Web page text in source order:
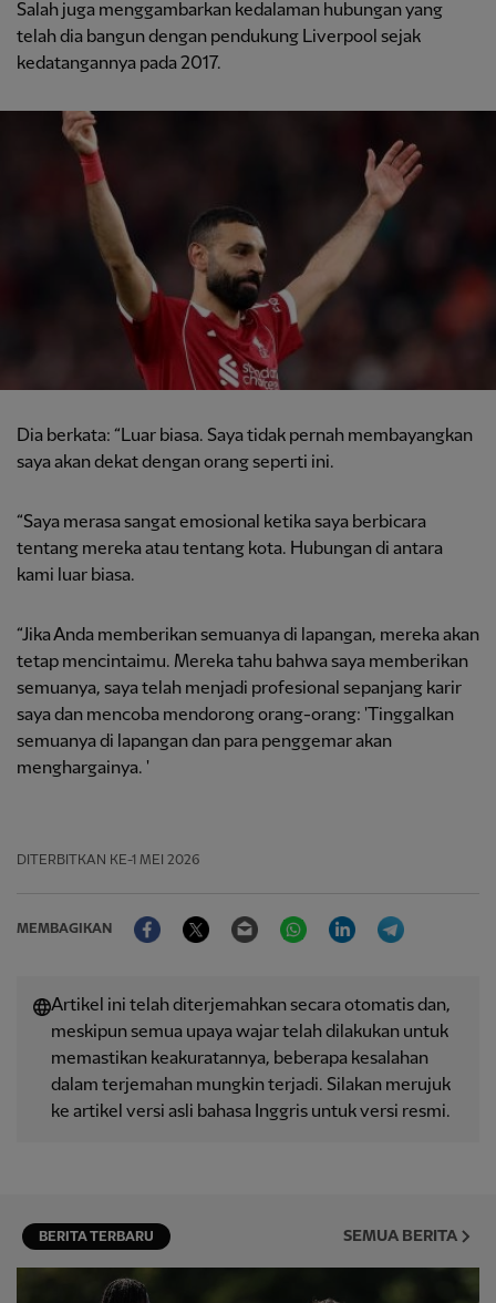
Salah juga menggambarkan kedalaman hubungan yang
telah dia bangun dengan pendukung Liverpool sejak
kedatangannya pada 2017.
Dia berkata: “Luar biasa. Saya tidak pernah membayangkan
saya akan dekat dengan orang seperti ini.
“Saya merasa sangat emosional ketika saya berbicara
tentang mereka atau tentang kota. Hubungan di antara
kami luar biasa.
“Jika Anda memberikan semuanya di lapangan, mereka akan
tetap mencintaimu. Mereka tahu bahwa saya memberikan
semuanya, saya telah menjadi profesional sepanjang karir
saya dan mencoba mendorong orang-orang: 'Tinggalkan
semuanya di lapangan dan para penggemar akan
menghargainya. '
DITERBITKAN KE-1 MEI 2026
MEMBAGIKAN
FacebookTwitter Email WhatsAppLinkedIn
Artikel ini telah diterjemahkan secara otomatis dan,
meskipun semua upaya wajar telah dilakukan untuk
memastikan keakuratannya, beberapa kesalahan
dalam terjemahan mungkin terjadi. Silakan merujuk
ke artikel versi asli bahasa Inggris untuk versi resmi.
BERITA TERBARU SEMUA BERITA